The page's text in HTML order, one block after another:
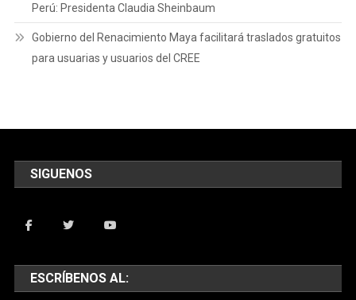
Perú: Presidenta Claudia Sheinbaum
Gobierno del Renacimiento Maya facilitará traslados gratuitos
para usuarias y usuarios del CREE
SIGUENOS
ESCRÍBENOS AL: